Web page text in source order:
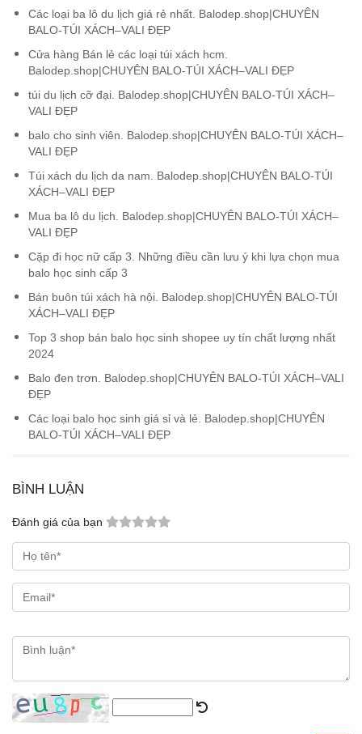
Các loại ba lô du lịch giá rẻ nhất. Balodep.shop|CHUYÊN
BALO-TÚI XÁCH–VALI ĐẸP
Cửa hàng Bán lẻ các loại túi xách hcm.
Balodep.shop|CHUYÊN BALO-TÚI XÁCH–VALI ĐẸP
túi du lịch cỡ đại. Balodep.shop|CHUYÊN BALO-TÚI XÁCH–
VALI ĐẸP
balo cho sinh viên. Balodep.shop|CHUYÊN BALO-TÚI XÁCH–
VALI ĐẸP
Túi xách du lịch da nam. Balodep.shop|CHUYÊN BALO-TÚI
XÁCH–VALI ĐẸP
Mua ba lô du lịch. Balodep.shop|CHUYÊN BALO-TÚI XÁCH–
VALI ĐẸP
Cặp đi học nữ cấp 3. Những điều cần lưu ý khi lựa chọn mua
balo học sinh cấp 3
Bán buôn túi xách hà nội. Balodep.shop|CHUYÊN BALO-TÚI
XÁCH–VALI ĐẸP
Top 3 shop bán balo học sinh shopee uy tín chất lượng nhất
2024
Balo đen trơn. Balodep.shop|CHUYÊN BALO-TÚI XÁCH–VALI
ĐẸP
Các loại balo học sinh giá sỉ và lẻ. Balodep.shop|CHUYÊN
BALO-TÚI XÁCH–VALI ĐẸP
BÌNH LUẬN
Đánh giá của bạn